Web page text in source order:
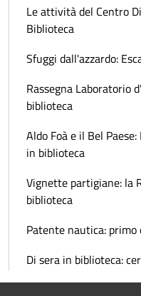
Le attività del Centro
Biblioteca
Sfuggi dall'azzardo:
Rassegna Laboratorio
biblioteca
Aldo Foà e il Bel
in biblioteca
Vignette partigiane: la
biblioteca
Patente nautica: primo
Di sera in biblioteca: